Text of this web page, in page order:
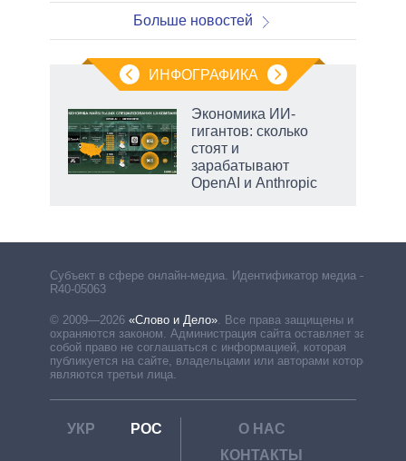
Больше новостей
ИНФОГРАФИКА
Экономика ИИ-
гигантов: сколько
стоят и
зарабатывают
OpenAI и Anthropic
Субъект в сфере онлайн-медиа. Идентификатор медиа –
R40-05063
© 2009—2026 «Слово и Дело». Все права защищены и
охраняются законом. Администрация сайта оставляет за
собой право не соглашаться с информацией, которая
публикуется на сайте, владельцами или авторами которой
являются третьи лица.
УКР РОС
О НАС
КОНТАКТЫ